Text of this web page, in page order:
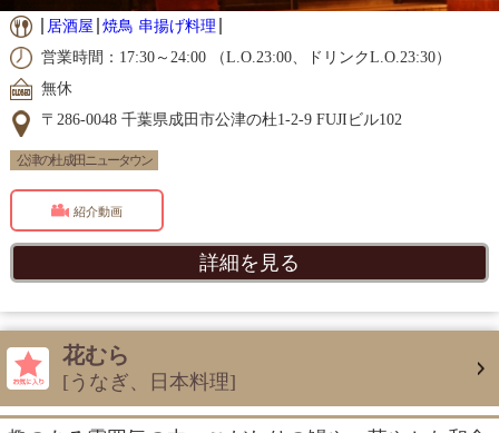
居酒屋 焼鳥 串揚げ料理
営業時間：17:30～24:00 （L.O.23:00、ドリンクL.O.23:30）
無休
〒286-0048 千葉県成田市公津の杜1-2-9 FUJIビル102
公津の杜 成田ニュータウン
紹介動画
詳細を見る
花むら
[うなぎ、日本料理]